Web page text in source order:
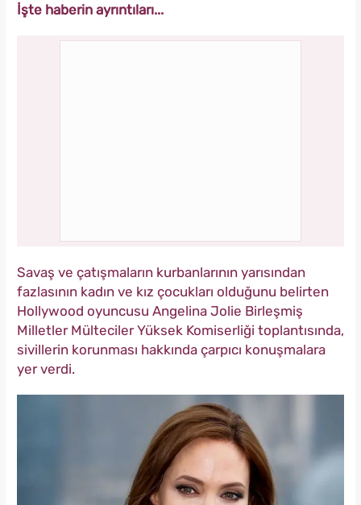
İşte haberin ayrıntıları...
Savaş ve çatışmaların kurbanlarının yarısından
fazlasının kadın ve kız çocukları olduğunu belirten
Hollywood oyuncusu Angelina Jolie Birleşmiş
Milletler Mülteciler Yüksek Komiserliği toplantısında,
sivillerin korunması hakkında çarpıcı konuşmalara
yer verdi.